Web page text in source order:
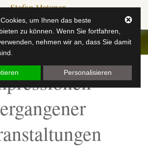
um Ihnen das beste
zu können. Wenn Sie fortfahren,
nehmen wir an, dass Sie damit
Personalisieren